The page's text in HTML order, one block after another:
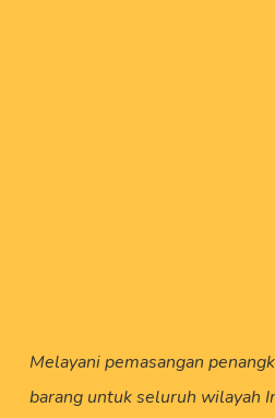
Melayani pemasangan
barang untuk seluruh wilayah